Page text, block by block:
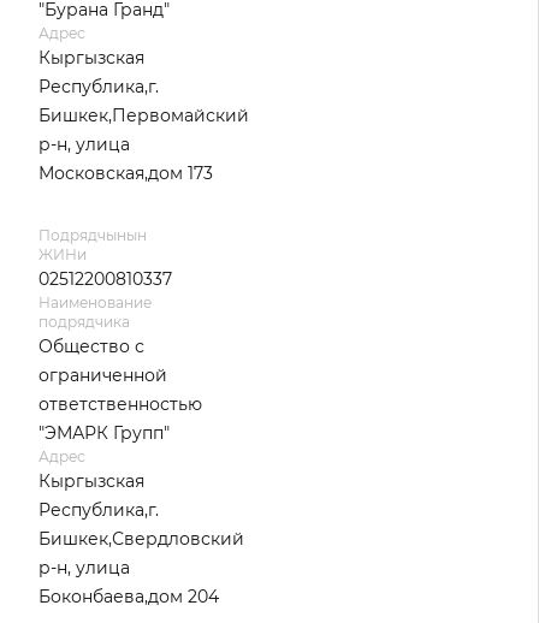
"Бурана Гранд"
Адрес
Кыргызская
Республика,г.
Бишкек,Первомайский
р-н, улица
Московская,дом 173
Подрядчынын
ЖИНи
02512200810337
Наименование
подрядчика
Общество с
ограниченной
ответственностью
"ЭМАРК Групп"
Адрес
Кыргызская
Республика,г.
Бишкек,Свердловский
р-н, улица
Боконбаева,дом 204